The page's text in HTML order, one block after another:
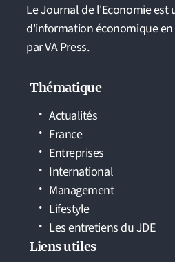
Le Journal de l'Economie est
d'information économique en
par VA Press.
Thématique
Actualités
France
Entreprises
International
Management
Lifestyle
Les entretiens du JDE
Liens utiles